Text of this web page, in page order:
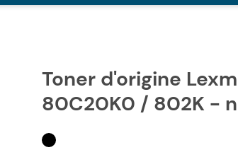
Toner d'origine
80C20K0 / 802K -